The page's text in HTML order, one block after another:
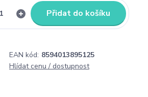
Přidat do košíku
EAN kód: 8594013895125
Hlídat cenu / dostupnost